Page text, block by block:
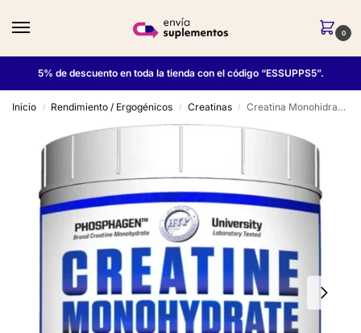
0
5% de descuento en toda la tienda con el código “ESSUPPS5”.
Inicio / Rendimiento / Ergogénicos / Creatinas / Creatina Monohidratada 1 Kg – Hi Tech